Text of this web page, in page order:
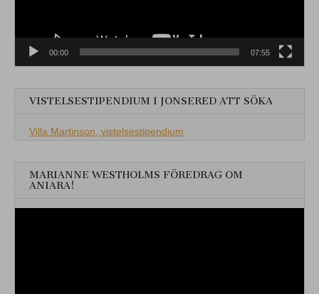
00:00 07:55
VISTELSESTIPENDIUM I JONSERED ATT SÖKA
Villa Martinson, vistelsestipendium
MARIANNE WESTHOLMS FÖREDRAG OM
ANIARA!